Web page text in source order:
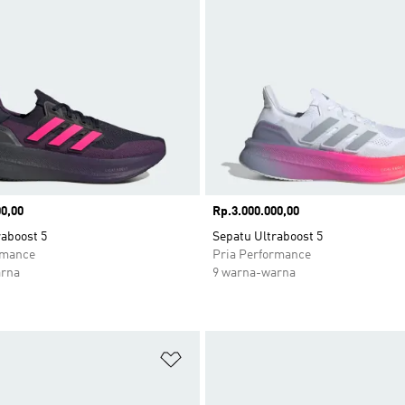
5
Harga
Rp.3.000.000,00
Sepatu Ultraboost 5
Pria Performance
9 warna-warna